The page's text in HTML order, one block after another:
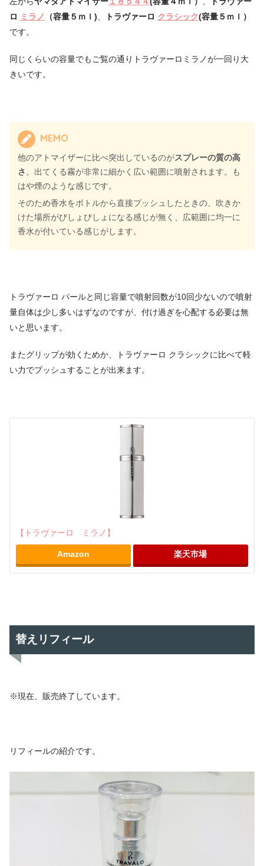
ロ ミラノ （容量５ｍｌ) トラヴァーロ クラシック(容量５ｍｌ）
です。
同じくらいの容量でもご覧の通りトラヴァーロミラノが一回り大
きいです。
MEMO
他のアトマイザーに比べ突出しているのがスプレーの質の高
さ 。出てくる霧が非常に細かく広い範囲に噴射されます。も
はや煙のような感じです。
そのため香水をボトルから直接プッシュしたときの、吹きか
けた場所がびしょびしょになる感じが無く、広範囲に均一に
香水が付いている感じがします。
トラヴァーロ パールと同じ容量で噴射回数が10回少ないので噴射
量自体は少し多いはずなのですが、付け過ぎを心配する必要は無
いと思います。
またグリップが効くためか、トラヴァーロ クラシックに比べて軽
い力でプッシュすることが出来ます。
【トラヴァーロ ミラノ】
Amazon 楽天市場
替えリフィール
※現在、販売終了しています。
リフィールの紹介です。